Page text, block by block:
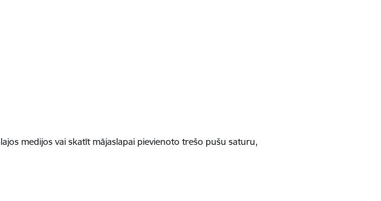
medijos vai skatīt mājaslapai pievienoto trešo pušu saturu,